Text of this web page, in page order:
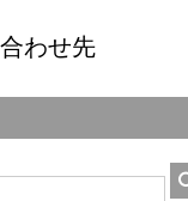
わせ先